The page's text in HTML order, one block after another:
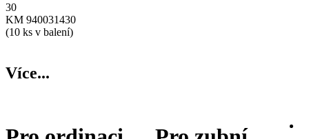
30
KM 940031430
(10 ks v balení)
Více...